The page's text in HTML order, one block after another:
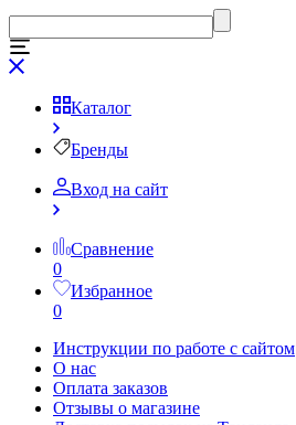
Каталог
Бренды
Вход на сайт
Сравнение
0
Избранное
0
Инструкции по работе с сайтом
О нас
Оплата заказов
Отзывы о магазине